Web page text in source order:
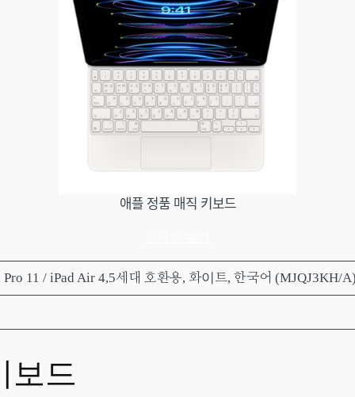
애플 정품 매직 키보드
11 / iPad Air 4,5세대 호환용, 화이트, 한국어 (MJQJ3KH/
보드